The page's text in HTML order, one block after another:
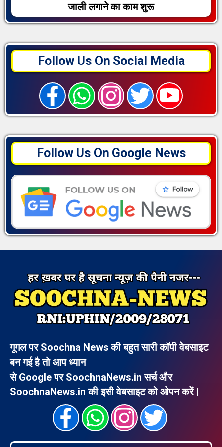
जाली लगाने का काम शुरू
Follow Us On Social Media
Follow Us On Google News
गूगल पर Soochna News की बहुत सारी कॉपी वेबसाइट
बन गई है तो आप ध्यान
से Google पर SoochnaNews.in सर्च और
SoochnaNews.in की इसी वेबसाइट को ओपन करें |